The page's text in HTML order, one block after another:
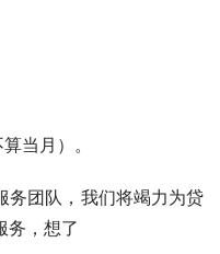
当月）。
务团队，我们将竭力为贷
务，想了